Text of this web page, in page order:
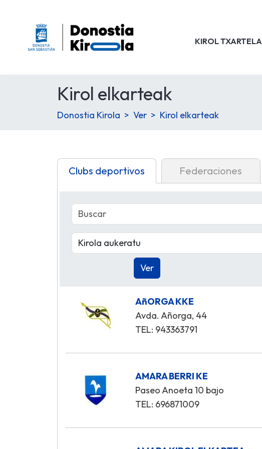
KIROL TXARTELA
Kirol elkarteak
Donostia Kirola Ver Kirol elkarteak
Clubs deportivos Federaciones
AñORGA KKE
Avda. Añorga, 44
TEL: 943363791
AMARA BERRI KE
Paseo Anoeta 10 bajo
TEL: 696871009